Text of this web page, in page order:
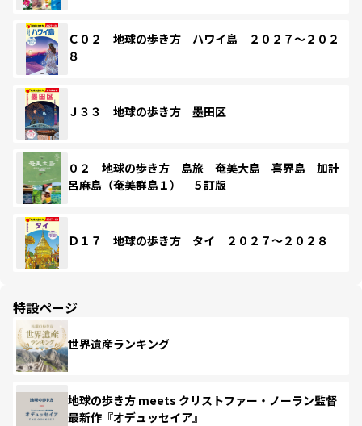
Ｃ０２ 地球の歩き方 ハワイ島 ２０２７～２０２
８
Ｊ３３ 地球の歩き方 墨田区
０２ 地球の歩き方 島旅 奄美大島 喜界島 加計
呂麻島（奄美群島１） ５訂版
Ｄ１７ 地球の歩き方 タイ ２０２７～２０２８
特設ページ
世界遺産ランキング
地球の歩き方 meets クリストファー・ノーラン監督
最新作『オデュッセイア』